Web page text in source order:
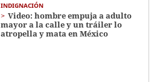
INDIGNACIÓN
Video: hombre empuja a adulto
mayor a la calle y un tráiler lo
atropella y mata en México